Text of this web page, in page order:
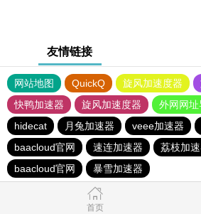
友情链接
网站地图 QuickQ 旋风加速度器
快鸭加速器
旋风加速度器 外网网址
hidecat
月兔加速器 veee加速器
baacloud官网
速连加速器 荔枝加
baacloud官网
暴雪加速器
首页